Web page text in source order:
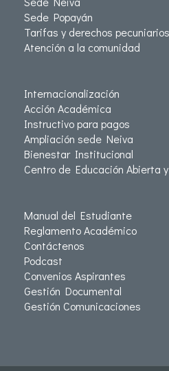
Sede Popayán
Tarifas y derechos
Atención a la comunidad
Internacionalización
Acción Académica
Instructivo para pagos
Ampliación sede Neiva
Bienestar Institucional
Centro de Educación Abierta
Manual del Estudiante
Reglamento Académico
Contáctenos
Podcast
Convenios Aspirantes
Gestión Documental
Gestión Comunicaciones